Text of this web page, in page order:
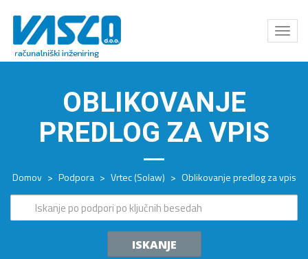
Odpri
meni
OBLIKOVANJE
PREDLOG ZA VPIS
Domov > Podpora > Vrtec (Solaw) > Oblikovanje predlog za vpis
ISKANJE